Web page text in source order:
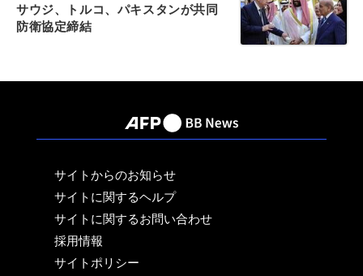
サウジ、トルコ、パキスタンが共同
防衛協定締結
サイトからのお知らせ
サイトに関するヘルプ
サイトに関するお問い合わせ
採用情報
サイトポリシー